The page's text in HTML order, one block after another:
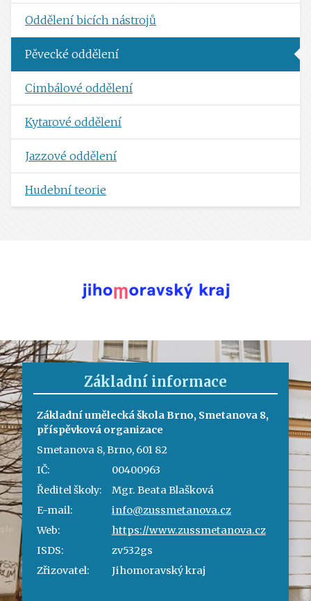
Oddělení bicích nástrojů
Pěvecké oddělení
Cimbálové oddělení
Kytarové oddělení
Jazzové oddělení
Hudební teorie
Základní informace
Základní umělecká škola Brno, Smetanova 8,
příspěvková organizace
Smetanova 8, Brno, 601 82
IČ:
00400963
Ředitel školy:
Mgr. Beata Blašková
E-mail:
info@zussmetanova.cz
Web:
https://www.zussmetanova.cz
ISDS:
zv532gs
Zřizovatel:
Jihomoravský kraj